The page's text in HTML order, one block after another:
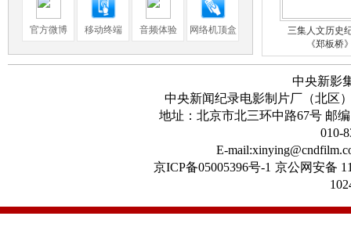
官方微博 移动终端 音频体验 网络机顶盒
三集人文历史
《郑板桥
中央新影
中央新闻纪录电影制片厂（北区
地址：北京市北三环中路67号 邮
010-
E-
京ICP备05005396号-1 京公网安备